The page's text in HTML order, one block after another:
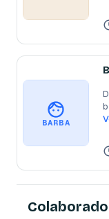
BARBA